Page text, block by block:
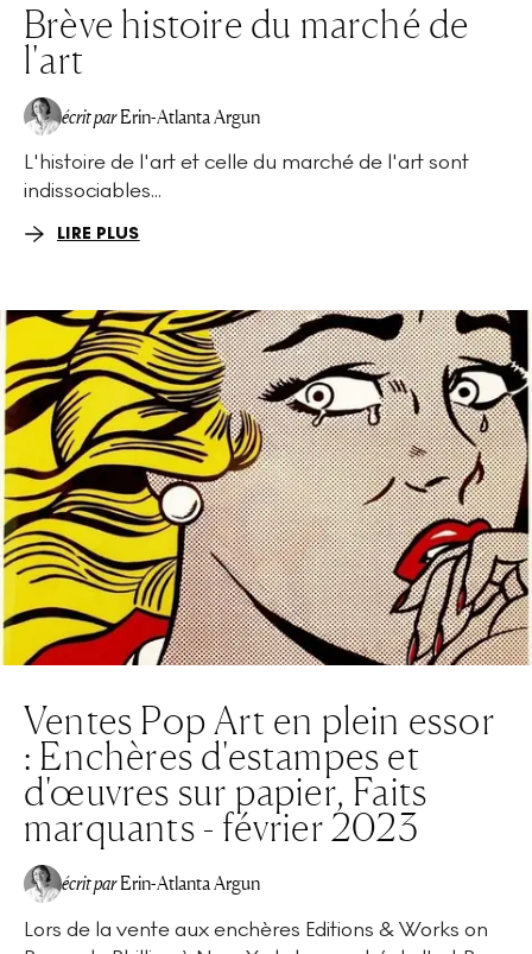
Brève histoire du marché de
l'art
écrit par Erin-Atlanta Argun
L'histoire de l'art et celle du marché de l'art sont
indissociables...
LIRE PLUS
Ventes Pop Art en plein essor
: Enchères d'estampes et
d'œuvres sur papier, Faits
marquants - février 2023
écrit par Erin-Atlanta Argun
Lors de la vente aux enchères Editions & Works on